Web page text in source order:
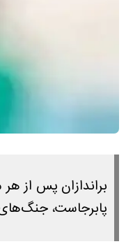
براندازان پس از
پابرجاست،